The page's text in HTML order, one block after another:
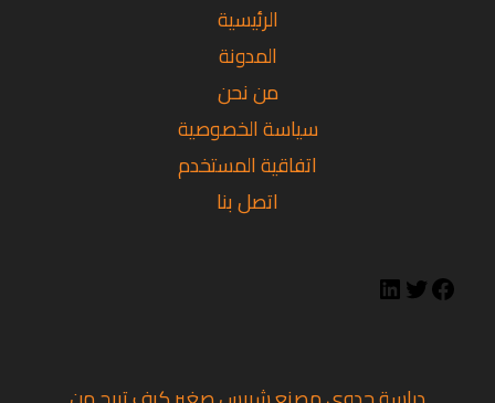
الرئيسية
المدونة
من نحن
سياسة الخصوصية
اتفاقية المستخدم
اتصل بنا